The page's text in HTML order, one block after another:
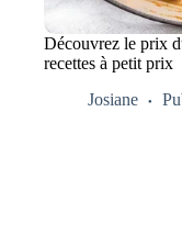
Découvrez le prix
recettes à petit prix
Josiane